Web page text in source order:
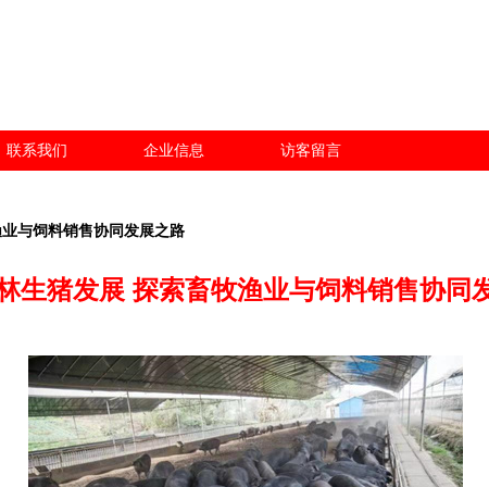
联系我们 企业信息 访客留言
与饲料销售协同发展之路
生猪发展 探索畜牧渔业与饲料销售协同